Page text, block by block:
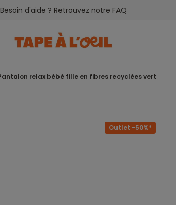
Besoin d'aide ? Retrouvez notre FAQ
pantalon relax bébé fille en fibres recyclées vert
Outlet -50%*